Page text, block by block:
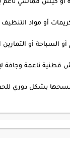
أو مواد التنظيف
السباحة أو التمارين
ناعمة وجافة
بشكل دوري